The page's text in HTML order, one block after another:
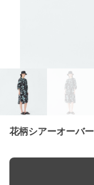
花柄シアーオーバ